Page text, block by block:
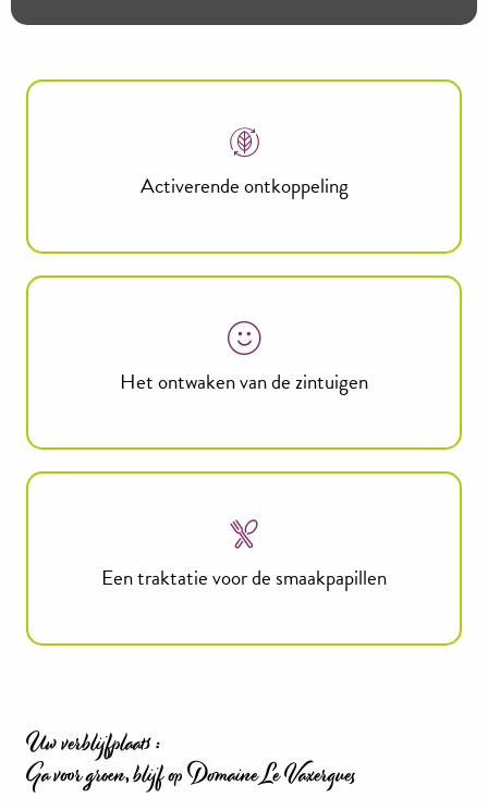
Activerende ontkoppeling
Het ontwaken van de zintuigen
Een traktatie voor de smaakpapillen
Uw verblijfplaats :
Ga voor groen, blijf op Domaine Le Vaxergues